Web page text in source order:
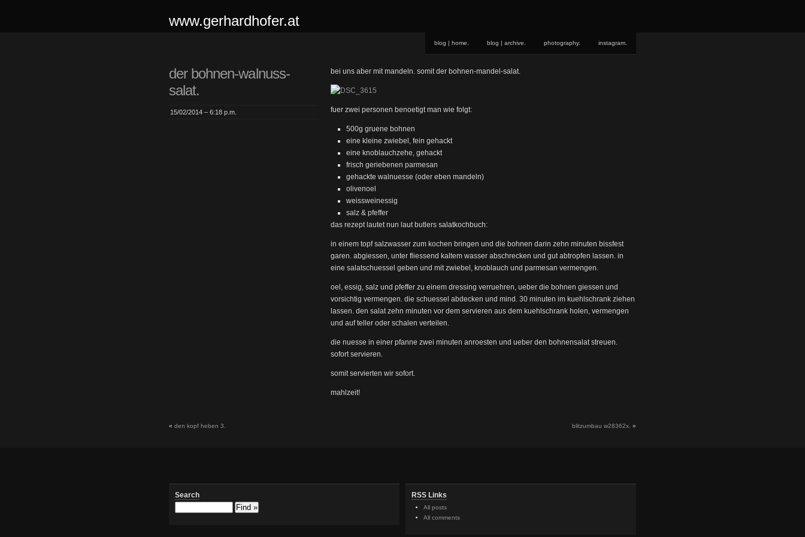
www.gerhardhofer.at
blog | home. blog | archive. photography. instagram.
der bohnen-walnuss-
salat.
15/02/2014 – 6:18 p.m.
bei uns aber mit mandeln. somit der bohnen-mandel-salat.
fuer zwei personen benoetigt man wie folgt:
500g gruene bohnen
eine kleine zwiebel, fein gehackt
eine knoblauchzehe, gehackt
frisch geriebenen parmesan
gehackte walnuesse (oder eben mandeln)
olivenoel
weissweinessig
salz & pfeffer
das rezept lautet nun laut butlers salatkochbuch:
in einem topf salzwasser zum kochen bringen und die bohnen darin zehn minuten bissfest
garen. abgiessen, unter fliessend kaltem wasser abschrecken und gut abtropfen lassen. in
eine salatschuessel geben und mit zwiebel, knoblauch und parmesan vermengen.
oel, essig, salz und pfeffer zu einem dressing verruehren, ueber die bohnen giessen und
vorsichtig vermengen. die schuessel abdecken und mind. 30 minuten im kuehlschrank ziehen
lassen. den salat zehn minuten vor dem servieren aus dem kuehlschrank holen, vermengen
und auf teller oder schalen verteilen.
die nuesse in einer pfanne zwei minuten anroesten und ueber den bohnensalat streuen.
sofort servieren.
somit servierten wir sofort.
mahlzeit!
« den kopf heben 3. blitzumbau w28362x. »
Search RSS Links
All posts
All comments